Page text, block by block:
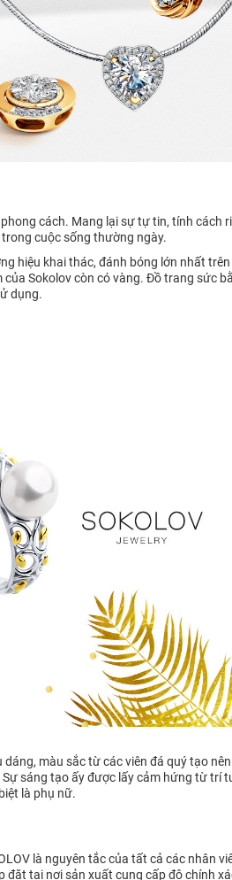
cách. Mang lại sự tự tin, tính
cuộc sống thường ngày.
hiệu khai thác, đánh bóng lớn nhất
Sokolov còn có vàng. Đồ trang sức
dụng.
dáng, màu sắc từ các viên đá quý tạo
sáng tạo ấy được lấy cảm hứng từ trí
là phụ nữ.
là nguyên tắc của tất cả các nhân
tại nơi sản xuất cung cấp độ chính